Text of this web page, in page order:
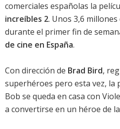
comerciales españolas la
increíbles 2. Unos 3,6
durante el primer fin de
de cine en España.
Con dirección de Brad Bird,
superhéroes pero esta vez, la
Bob se queda en casa con
a convertirse en un héroe de